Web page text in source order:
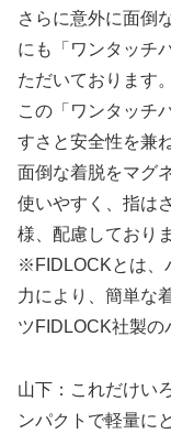
さらに意外に面倒
にも「ワンタッチ
ただいております。
この「ワンタッチ
すさと安全性を兼
面倒な着脱をマグ
使いやすく、指は
様、配慮しており
※FIDLOCKとは、
力により、簡単な
ツFIDLOCK社製の
山下：これだけい
ンパクトで軽量に